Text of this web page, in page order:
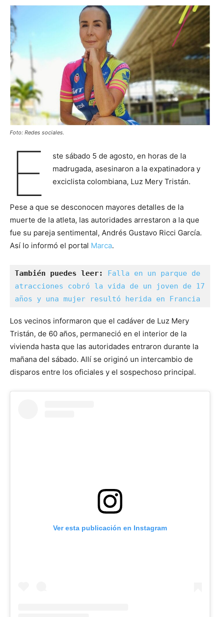
Foto: Redes sociales.
E
ste sábado 5 de agosto, en horas de la
madrugada, asesinaron a la expatinadora y
exciclista colombiana, Luz Mery Tristán.
Pese a que se desconocen mayores detalles de la
muerte de la atleta, las autoridades arrestaron a la que
fue su pareja sentimental, Andrés Gustavo Ricci García.
Así lo informó el portal Marca.
También puedes leer:
Falla en un parque de
atracciones cobró la vida de un joven de 17
años y una mujer resultó herida en Francia
Los vecinos informaron que el cadáver de Luz Mery
Tristán, de 60 años, permaneció en el interior de la
vivienda hasta que las autoridades entraron durante la
mañana del sábado. Allí se originó un intercambio de
disparos entre los oficiales y el sospechoso principal.
Ver esta publicación en Instagram